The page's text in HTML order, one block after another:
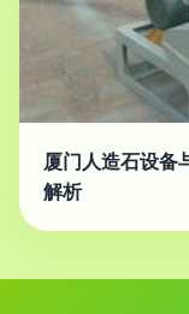
厦门人造石设备
解析